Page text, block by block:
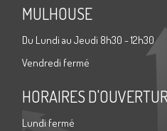
MULHOUSE
Du Lundi au Jeudi 8h30 - 12h30
Vendredi fermé
HORAIRES
Lundi fermé